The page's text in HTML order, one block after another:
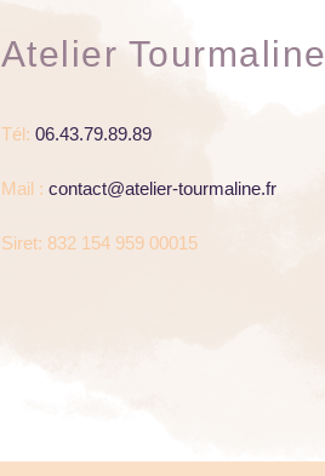
Atelier Tourmaline
Tél: 06.43.79.89.89
Mail : contact@atelier-tourmaline.fr
Siret: 832 154 959 00015